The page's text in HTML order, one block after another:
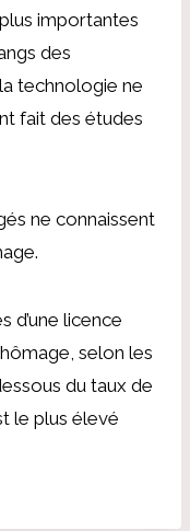
importantes
des
technologie ne
fait des études
ne connaissent
d’une licence
selon les
du taux de
le plus élevé